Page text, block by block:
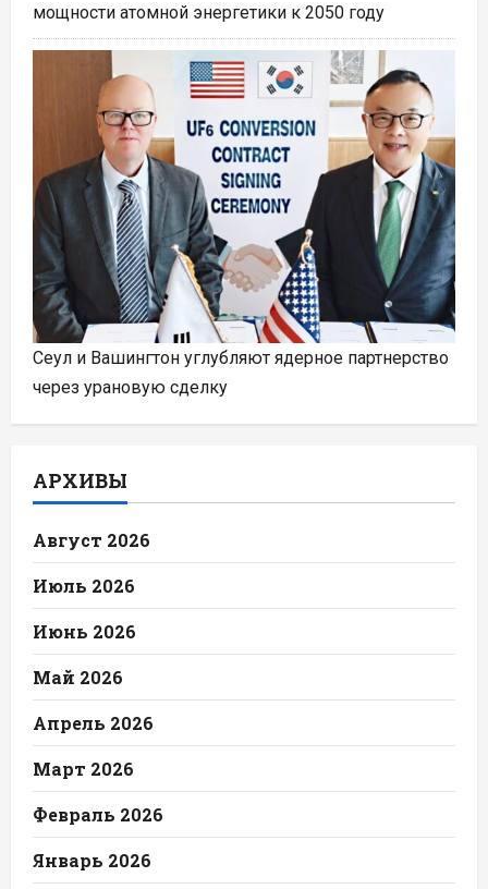
мощности атомной энергетики к 2050 году
Сеул и Вашингтон углубляют ядерное партнерство
через урановую сделку
АРХИВЫ
Август 2026
Июль 2026
Июнь 2026
Май 2026
Апрель 2026
Март 2026
Февраль 2026
Январь 2026